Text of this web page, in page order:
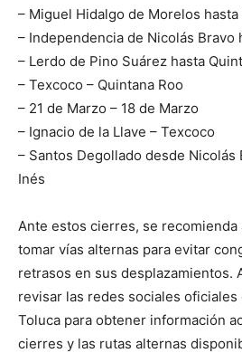
– Miguel Hidalgo de Morelos hasta
– Independencia de Nicolás Bravo
– Lerdo de Pino Suárez hasta
– Texcoco – Quintana Roo
– 21 de Marzo – 18 de Marzo
– Ignacio de la Llave – Texcoco
– Santos Degollado desde Nicolás
Inés
Ante estos cierres, se recomienda
tomar vías alternas para evitar
retrasos en sus desplazamientos.
revisar las redes sociales
Toluca para obtener información
cierres y las rutas alternas